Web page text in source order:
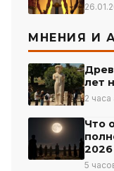
МНЕНИЯ И
лет
2 часа
Что
5